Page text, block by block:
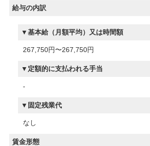
給与の内訳
基本給（月額平均）又は時間額
267,750円〜267,750円
定額的に支払われる手当
-
固定残業代
なし
賃金形態